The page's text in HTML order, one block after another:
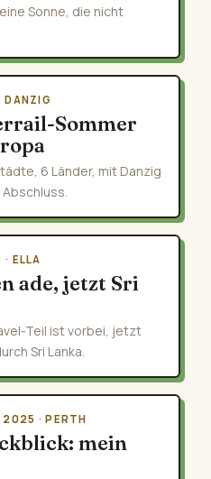
Sonne, die nicht
DANZIG
Sommer
6 Länder, mit Danzig
ELLA
ade, jetzt Sri
Teil ist vorbei, jetzt
Sri Lanka.
· PERTH
mein